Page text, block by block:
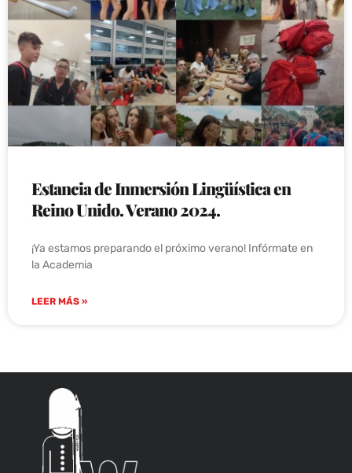
Estancia de Inmersión Lingüística en
Reino Unido. Verano 2024.
¡Ya estamos preparando el próximo verano! Infórmate en
la Academia
LEER MÁS »